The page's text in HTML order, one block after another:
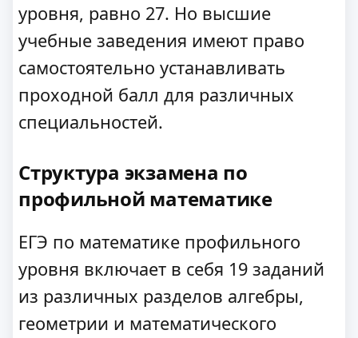
уровня, равно 27. Но высшие
учебные заведения имеют право
самостоятельно устанавливать
проходной балл для различных
специальностей.
Структура экзамена по
профильной математике
ЕГЭ по математике профильного
уровня включает в себя 19 заданий
из различных разделов алгебры,
геометрии и математического